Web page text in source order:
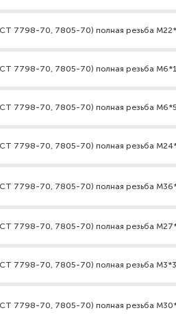
7798-70, 7805-70) полная резьба
7798-70, 7805-70) полная резьба
7798-70, 7805-70) полная резьба
7798-70, 7805-70) полная резьба
7798-70, 7805-70) полная резьба
7798-70, 7805-70) полная резьба
7798-70, 7805-70) полная резьба
7798-70, 7805-70) полная резьба